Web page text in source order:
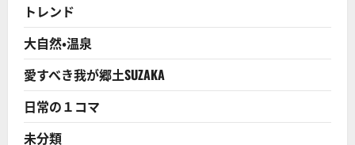
い
さ
ら
に
読
む
野
県
競
技
大
会
の
10
トレンド
大自然・温泉
愛すべき我が郷土SUZAKA
日常の１コマ
未分類